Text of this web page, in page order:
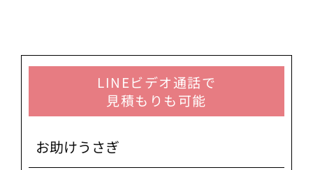
LINEビデオ通話で
見積もりも可能
お助けうさぎ